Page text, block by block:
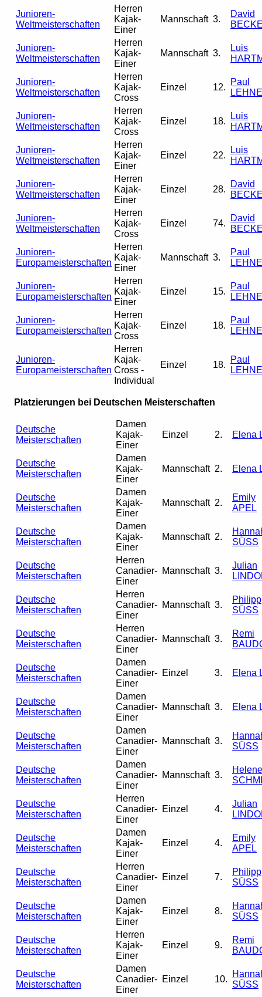
Junioren-
Weltmeisterschaften
Herren
Kajak-
Einer
Mannschaft 3.
David
Junioren-
Weltmeisterschaften
Herren
Kajak-
Einer
Mannschaft 3.
Luis
Junioren-
Weltmeisterschaften
Herren
Kajak-
Cross
Einzel 12.
Paul
Junioren-
Weltmeisterschaften
Herren
Kajak-
Cross
Einzel 18.
Luis
Junioren-
Weltmeisterschaften
Herren
Kajak-
Einer
Einzel 22.
Luis
Junioren-
Weltmeisterschaften
Herren
Kajak-
Einer
Einzel 28.
David
Junioren-
Weltmeisterschaften
Herren
Kajak-
Cross
Einzel 74.
David
Junioren-
Europameisterschaften
Herren
Kajak-
Einer
Mannschaft 3.
Paul
Junioren-
Europameisterschaften
Herren
Kajak-
Einer
Einzel 15.
Paul
Junioren-
Europameisterschaften
Herren
Kajak-
Cross
Einzel 18.
Paul
Junioren-
Europameisterschaften
Herren
Kajak-
Cross -
Individual
Einzel 18.
Paul
Platzierungen bei Deutschen Meisterschaften
Deutsche
Meisterschaften
Damen
Kajak-
Einer
Einzel 2. Elena
Deutsche
Meisterschaften
Damen
Kajak-
Einer
Mannschaft 2. Elena
Deutsche
Meisterschaften
Damen
Kajak-
Einer
Mannschaft 2.
Emily
APEL
Deutsche
Meisterschaften
Damen
Kajak-
Einer
Mannschaft 2.
SÜSS
Deutsche
Meisterschaften
Herren
Canadier-
Einer
Mannschaft 3.
Julian
Deutsche
Meisterschaften
Herren
Canadier-
Einer
Mannschaft 3.
Philipp
SÜSS
Deutsche
Meisterschaften
Herren
Canadier-
Einer
Mannschaft 3.
Remi
Deutsche
Meisterschaften
Damen
Canadier-
Einer
Einzel 3. Elena
Deutsche
Meisterschaften
Damen
Canadier-
Einer
Mannschaft 3. Elena
Deutsche
Meisterschaften
Damen
Canadier-
Einer
Mannschaft 3.
SÜSS
Deutsche
Meisterschaften
Damen
Canadier-
Einer
Mannschaft 3.
Helene
Deutsche
Meisterschaften
Herren
Canadier-
Einer
Einzel 4.
Julian
Deutsche
Meisterschaften
Damen
Kajak-
Einer
Einzel 4.
Emily
APEL
Deutsche
Meisterschaften
Herren
Canadier-
Einer
Einzel 7.
Philipp
SÜSS
Deutsche
Meisterschaften
Damen
Kajak-
Einer
Einzel 8.
SÜSS
Deutsche
Meisterschaften
Herren
Kajak-
Einer
Einzel 9.
Remi
Deutsche
Meisterschaften
Damen
Canadier-
Einer
Einzel 10.
SÜSS